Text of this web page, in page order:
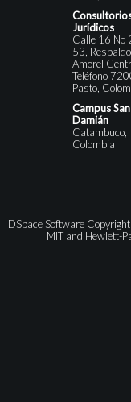
Jurídicos
Calle 16 No
53, Respaldo
Amorel
Teléfono
Pasto,
Campus San
Damián
Catambuco,
Colombia
DSpace Software
MIT and Hewlett-